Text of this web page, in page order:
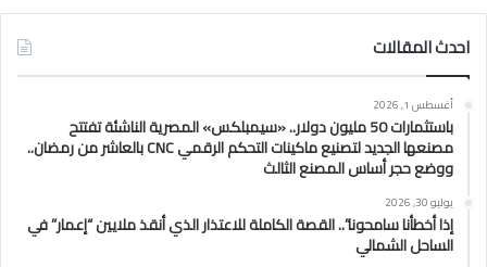
احدث المقالات
أغسطس 1, 2026
باستثمارات 50 مليون دولار.. «سيمبلكس» المصرية الناشئة تفتتح
مصنعها الجديد لتصنيع ماكينات التحكم الرقمي CNC بالعاشر من رمضان..
ووضع حجر أساس المصنع الثالث
يوليو 30, 2026
إذا أخطأنا سامحونا”.. القصة الكاملة للاعتذار الذي أنقذ ملايين “إعمار” في
الساحل الشمالي